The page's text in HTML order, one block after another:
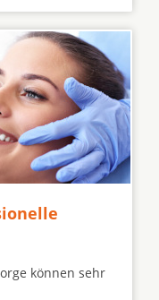
können sehr